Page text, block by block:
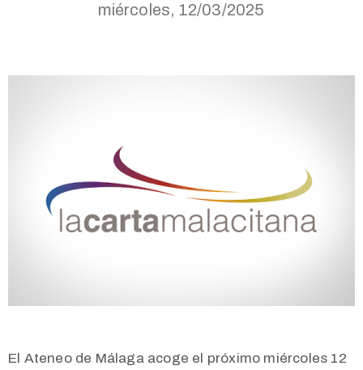
miércoles, 12/03/2025
El Ateneo de Málaga acoge el próximo miércoles 12